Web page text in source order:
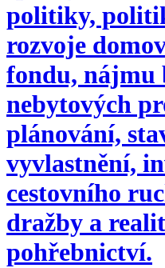
politiky,
rozvoje
fondu, nájmu
nebytových
plánování,
vyvlastnění,
cestovního
dražby a
pohřebnictví.